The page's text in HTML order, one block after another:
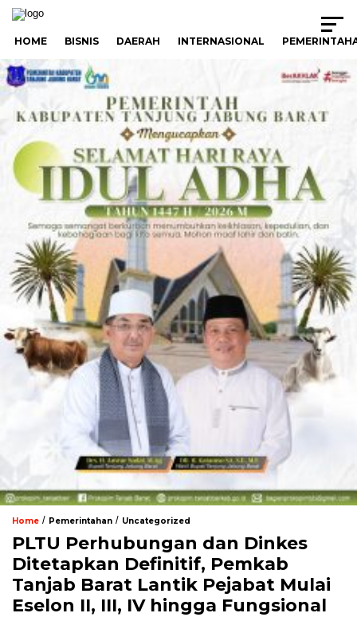
HOME BISNIS DAERAH INTERNASIONAL
Home / Pemerintahan / Uncategorized
PLTU Perhubungan dan Dinkes
Ditetapkan Definitif, Pemkab
Tanjab Barat Lantik Pejabat Mulai
Eselon II, III, IV hingga Fungsional